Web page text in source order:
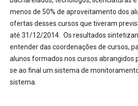
menos de 50% de aproveitamento dos
ofertas desses cursos que tiveram
até 31/12/2014. Os resultados
entender das coordenações de cursos,
alunos formados nos cursos abrangidos
se ao final um sistema de
sistema.